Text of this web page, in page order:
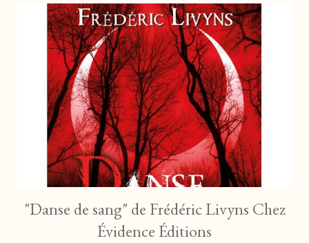
délivre un livre concis pour mettre à disposition sa force, en
adéquation avec sa sagesse. Les phrases sont librement
choisies, ponctuées d'illustrations zen qui seront comme une
caresse sur votre âme, alors que vous subissez peut-être les
reflux d'une tempête intérieure. C'est le moment d'une invi...
"Danse de sang" de Frédéric Livyns Chez
Évidence Éditions